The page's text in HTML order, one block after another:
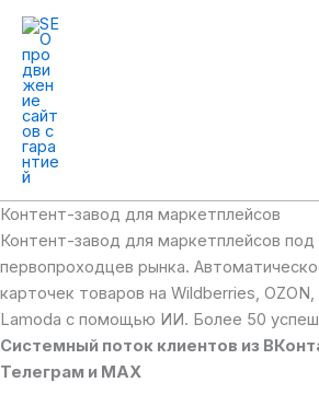
Перейти
содержимому
Контент-завод для маркетплейсов
Контент-завод для маркетплейсов
первопроходцев рынка.
карточек товаров на Wildberries,
Lamoda с помощью ИИ. Более 50
Системный поток клиентов из
Телеграм и MAX